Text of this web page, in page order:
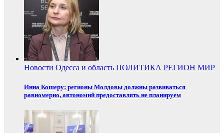
Новости Одесса и область ПОЛИТИКА РЕГИОН МИР
Инна Кошеру: регионы Молдовы должны развиваться
равномерно, автономий предоставлять не планируем